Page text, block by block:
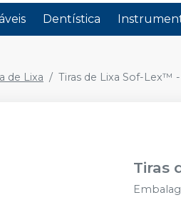
Dentística
de Lixa Tiras de Lixa Sof-Lex™
Tiras